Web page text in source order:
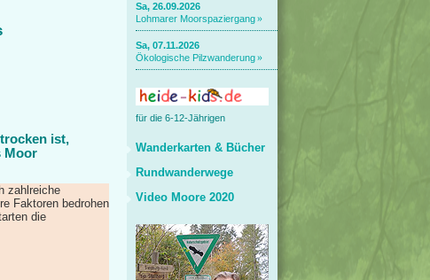
ist,
Moor
zahlreiche
Faktoren bedrohen
die
Sa, 26.09.2026
Lohmarer Moorspaziergang
Sa, 07.11.2026
Ökologische Pilzwanderung
für die 6-12-Jährigen
Wanderkarten & Bücher
Rundwanderwege
Video Moore 2020